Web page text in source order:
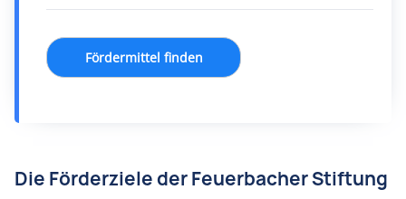
Fördermittel finden
Die Förderziele der Feuerbacher Stiftung